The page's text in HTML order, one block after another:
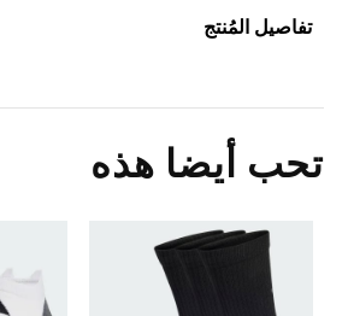
تفاصيل المُنتج
تحب أيضا هذه